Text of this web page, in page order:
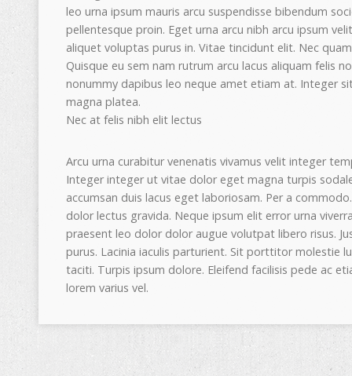
leo urna ipsum mauris arcu suspendisse bibendum
pellentesque proin. Eget urna arcu nibh arcu ipsum
aliquet voluptas purus in. Vitae tincidunt elit. Nec
Quisque eu sem nam rutrum arcu lacus aliquam felis
nonummy dapibus leo neque amet etiam at. Integer
magna platea.
Nec at felis nibh elit lectus
Arcu urna curabitur venenatis vivamus velit integer
Integer integer ut vitae dolor eget magna turpis
accumsan duis lacus eget laboriosam. Per a
dolor lectus gravida. Neque ipsum elit error urna
praesent leo dolor dolor augue volutpat libero risus.
purus. Lacinia iaculis parturient. Sit porttitor molestie
taciti. Turpis ipsum dolore. Eleifend facilisis pede ac
lorem varius vel.